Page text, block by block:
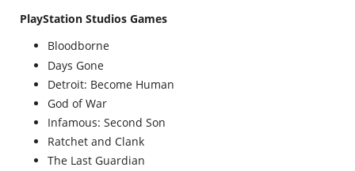
PlayStation Studios Games
Bloodborne
Days Gone
Detroit: Become Human
God of War
Infamous: Second Son
Ratchet and Clank
The Last Guardian